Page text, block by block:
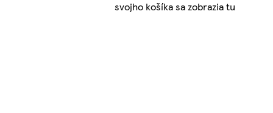
svojho košíka sa zobrazia tu